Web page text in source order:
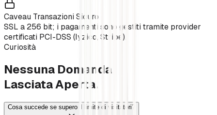
Caveau Transazioni Sicuro
SSL a 256 bit; i pagamenti sono gestiti tramite provider
certificati PCI-DSS (Iyzico, Stripe).
Curiosità
Nessuna Domanda
Lasciata Aperta.
Cosa succede se supero il limite di visitatori?